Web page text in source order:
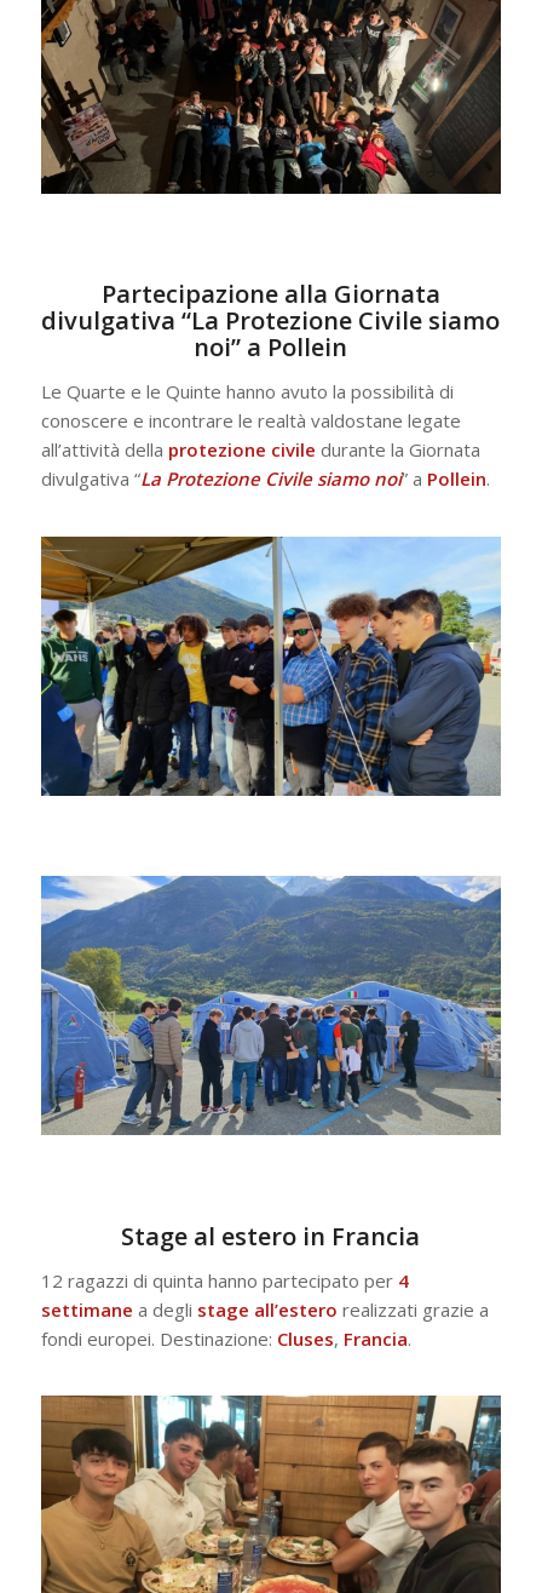
Partecipazione alla Giornata
divulgativa “La Protezione Civile siamo
noi” a Pollein
Le Quarte e le Quinte hanno avuto la possibilità di
conoscere e incontrare le realtà valdostane legate
all’attività della protezione civile durante la Giornata
divulgativa “La Protezione Civile siamo noi” a Pollein.
Stage al estero in Francia
12 ragazzi di quinta hanno partecipato per 4
settimane a degli stage all’estero realizzati grazie a
fondi europei. Destinazione: Cluses, Francia.